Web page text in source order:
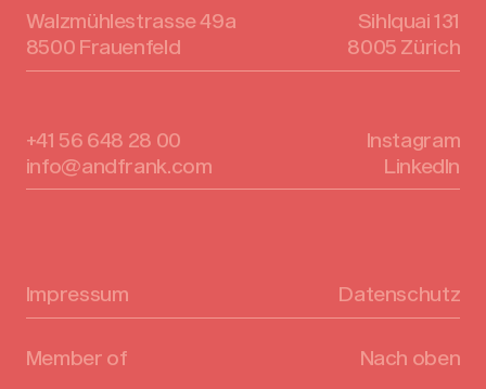
Walzmühlestrasse 49a
8500 Frauenfeld
Sihlquai 131
8005 Zürich
+41 56 648 28 00
info@andfrank.com
Instagram
LinkedIn
Member of
Impressum Datenschutz
Nach oben